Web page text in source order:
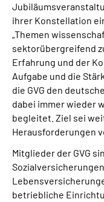
ihrer Konstellation
„Themen
sektorübergreifend
Erfahrung und der
Aufgabe und die
die GVG den
dabei immer wieder
begleitet. Ziel sei
Herausforderungen
Mitglieder der GVG
betriebliche